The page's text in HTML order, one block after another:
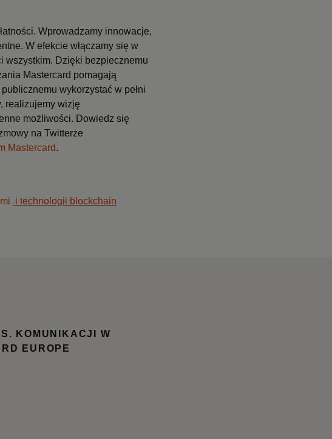
Wprowadzamy innowacje,
W efekcie włączamy się w
wszystkim. Dzięki bezpiecznemu
Mastercard pomagają
wykorzystać w pełni
realizujemy wizję
możliwości. Dowiedz się
na Twitterze
Mastercard.
i technologii blockchain
KOMUNIKACJI W
EUROPE